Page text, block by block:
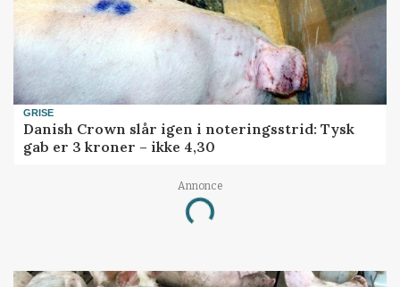
GRISE
Danish Crown slår igen i noteringsstrid: Tysk
gab er 3 kroner – ikke 4,30
Annonce
Loading...